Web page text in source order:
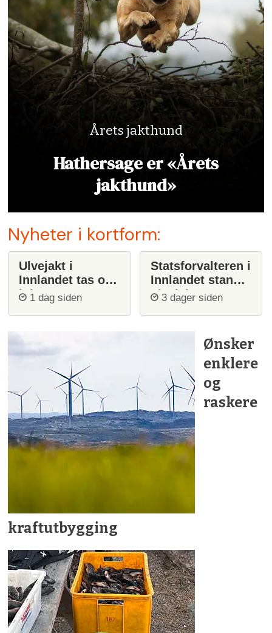
Årets jakthund
Hathersage er «Årets
jakthund»
Nyheter i kortform:
Ulvejakt i
Innlandet tas opp
igjen
1 dag siden
Statsforvalteren i
Innlandet stanser
ulvejakt
3 dager siden
Ønsker
enklere
og
raskere
kraftutbygging